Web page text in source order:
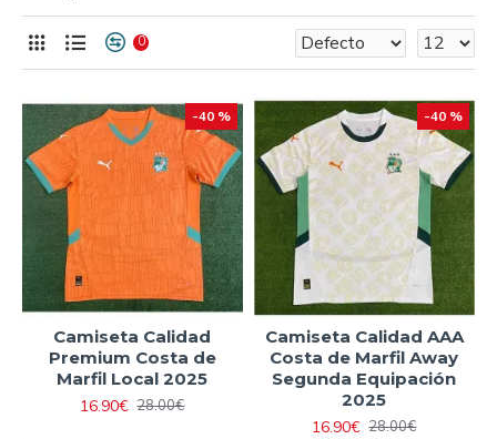
0
-40 %
Camiseta Calidad
Premium Costa de
Marfil Local 2025
16.90€ 28.00€
-40 %
Camiseta Calidad AAA
Costa de Marfil Away
Segunda Equipación
2025
16.90€ 28.00€